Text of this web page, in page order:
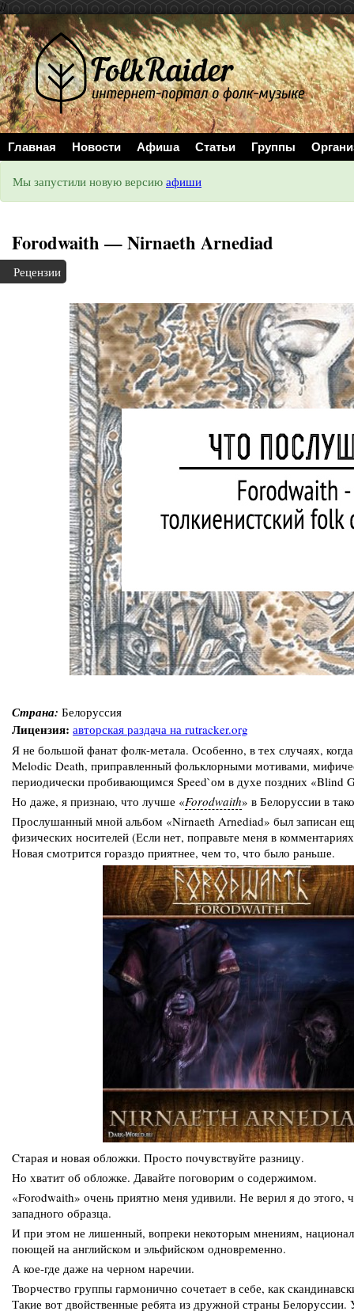
//
Главная Новости Афиша Статьи Группы
Мы запустили новую версию афиши
Forodwaith — Nirnaeth Arnediad
Рецензии
Страна: Белоруссия
Лицензия: авторская раздача на rutracker.org
Я не большой фанат фолк-метала. Особенно, в тех случаях,
Melodic Death, приправленный фольклорными мотивами,
периодически пробивающимся Speed`ом в духе поздних «Blind
Но даже, я признаю, что лучше «Forodwaith» в Белоруссии в
Прослушанный мной альбом «Nirnaeth Arnediad» был записан
физических носителей (Если нет, поправьте меня в
Новая смотрится гораздо приятнее, чем то, что было раньше.
Cтарая и новая обложки. Просто почувствуйте разницу.
Но хватит об обложке. Давайте поговорим о содержимом.
«Forodwaith» очень приятно меня удивили. Не верил я до этого,
западного образца.
И при этом не лишенный, вопреки некоторым мнениям,
поющей на английском и эльфийском одновременно.
А кое-где даже на черном наречии.
Творчество группы гармонично сочетает в себе, как
Такие вот двойственные ребята из дружной страны Белоруссии.